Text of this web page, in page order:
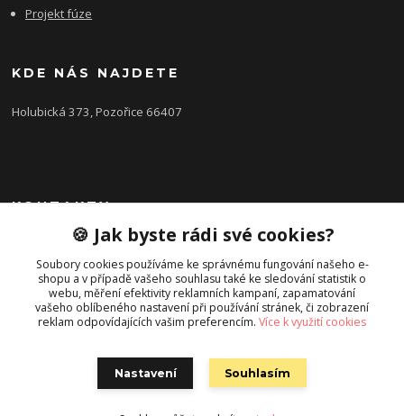
Projekt fúze
KDE NÁS NAJDETE
Holubická 373, Pozořice 66407
KONTAKTY
Zákaznická podpora FEROBET s.r.o.
+420 602 516 225
(Letní období Po-Pá, 7:00-16:00hod.)
pozorice@ferobet.cz
🍪 Jak byste rádi své cookies?
Soubory cookies používáme ke správnému fungování našeho e-
shopu a v případě vašeho souhlasu také ke sledování statistik o
webu, měření efektivity reklamních kampaní, zapamatování
vašeho oblíbeného nastavení při používání stránek, či zobrazení
reklam odpovídajících vašim preferencím. Více k využití cookies
Nastavení Souhlasím